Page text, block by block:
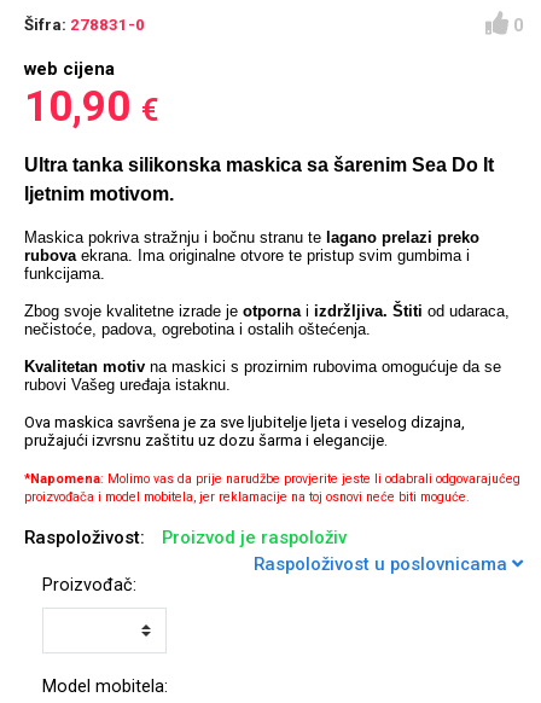
Šifra: 278831-0
0
web cijena
10,90 €
Ultra tanka silikonska maskica sa šarenim Sea Do It
ljetnim motivom.
Maskica pokriva stražnju i bočnu stranu te lagano prelazi preko
rubovaekrana. Ima originalne otvore te pristup svim gumbima i
funkcijama.
Zbog svoje kvalitetne izrade je otpornai izdržljiva. Štiti od udaraca,
nečistoće, padova, ogrebotina i ostalih oštećenja.
Kvalitetan motiv na maskici s prozirnim rubovima omogućuje da se
rubovi Vašeg uređaja istaknu.
Ova maskica savršena je za sve ljubitelje ljeta i veselog dizajna,
pružajući izvrsnu zaštitu uz dozu šarma i elegancije.
*Napomena: Molimo vas da prije narudžbe provjerite jeste li odabrali odgovarajućeg
proizvođača i model mobitela, jer reklamacije na toj osnovi neće biti moguće.
Raspoloživost:
Proizvod je raspoloživ
Raspoloživost u poslovnicama
Proizvođač:
Model mobitela:
Gym
Sleng Feel Good
Životinjsko carstvo Takeoff
Svemirska kolekcija
Spigen maskice
Univerzalne futrole i
maskice
Preklopne maskice